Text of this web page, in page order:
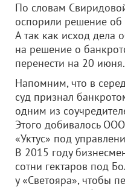
По словам
оспорили решение об
А так как исход дела
на решение о
перенести на 20 июня.
Напомним, что в
суд признал
одним из
Этого добивалось ООО
«Уктус» под
В 2015 году
сотни гектаров под
у «Светояра», чтобы